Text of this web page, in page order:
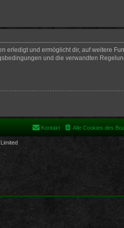
erledigt und ermöglicht dir, auf weitere
und die verwandten
Alle Cookies des
Kontakt